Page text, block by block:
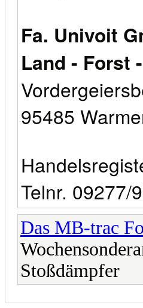
Fa. Univoit
Land - Forst
95485
Telnr. 09277/
Das MB-trac
Stoßdämpfer